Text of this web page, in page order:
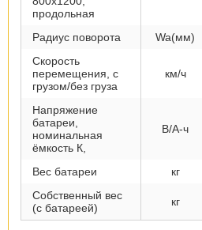
продольная
Радиус поворота Wa(мм)
Скорость
перемещения, с
грузом/без груза
км/ч
Напряжение
батареи,
номинальная
ёмкость К,
В/А-ч
Вес батареи кг
Собственный вес
(с батареей)
кг